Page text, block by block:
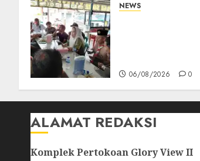
NEWS
06/08/2026 0
ALAMAT REDAKSI
Komplek Pertokoan Glory View II